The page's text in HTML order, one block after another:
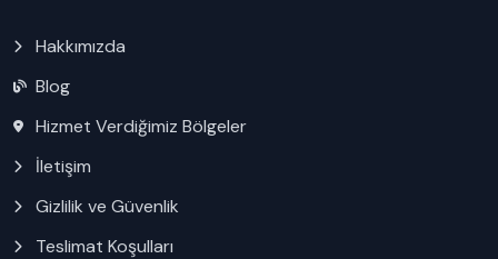
Hakkımızda
Blog
Hizmet Verdiğimiz Bölgeler
İletişim
Gizlilik ve Güvenlik
Teslimat Koşulları